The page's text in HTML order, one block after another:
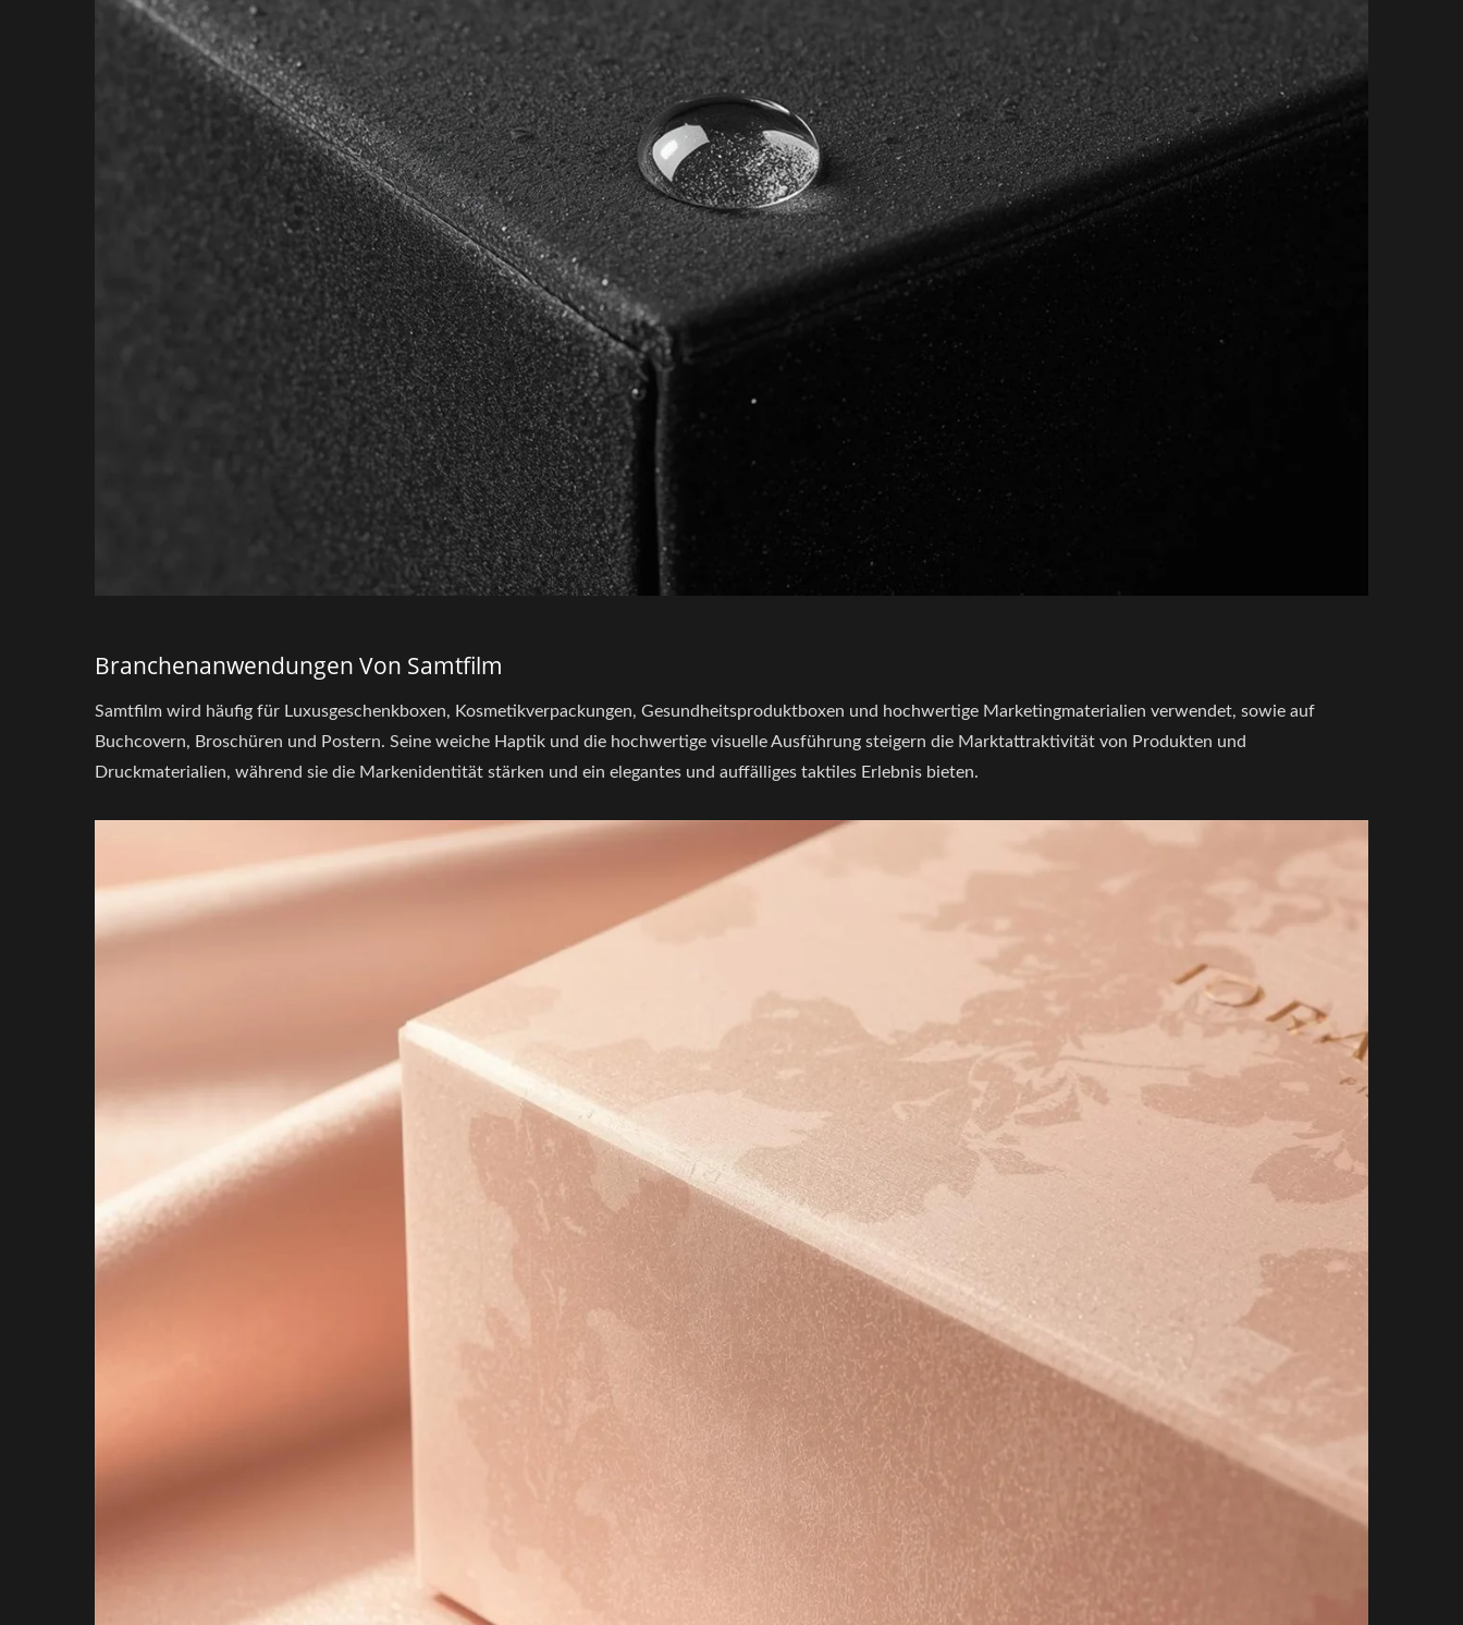
Branchenanwendungen Von Samtfilm
Samtfilm wird häufig für Luxusgeschenkboxen, Kosmetikverpackungen, Gesundheitsproduktboxen und hochwertige Marketingmaterialien verwendet, sowie auf
Buchcovern, Broschüren und Postern. Seine weiche Haptik und die hochwertige visuelle Ausführung steigern die Marktattraktivität von Produkten und
Druckmaterialien, während sie die Markenidentität stärken und ein elegantes und auffälliges taktiles Erlebnis bieten.